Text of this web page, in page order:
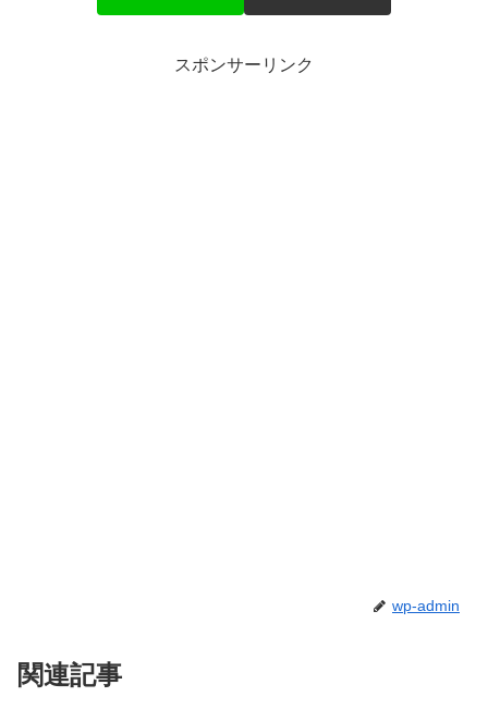
スポンサーリンク
wp-admin
関連記事